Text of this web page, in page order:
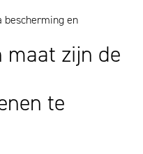
bescherming en
maat zijn de
te